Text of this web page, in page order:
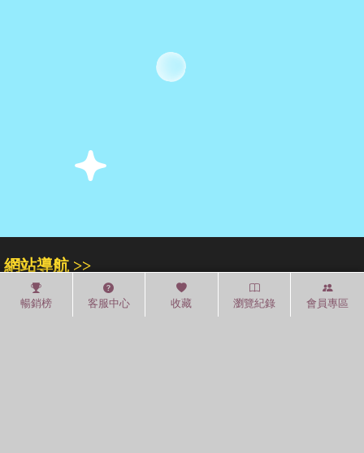
暢銷榜 客服中心 收藏 瀏覽紀錄 會員專區
網站導航 >>
關於我們 門市專區
人才招募
紅利積點
中文分類
圖書分類法